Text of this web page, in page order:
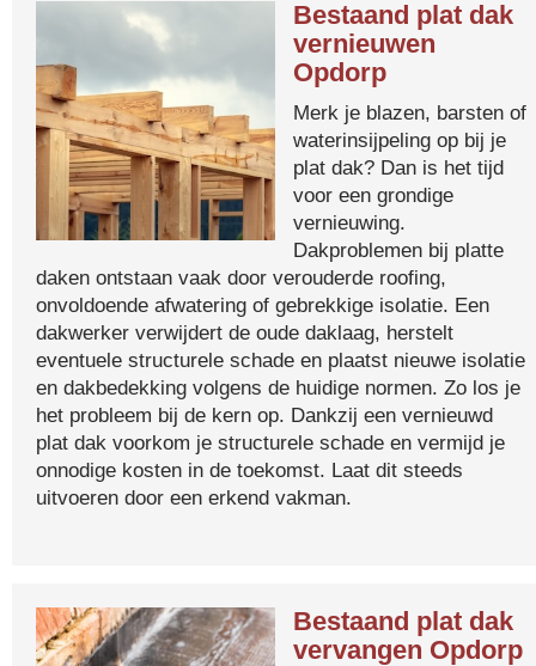
Bestaand plat dak
vernieuwen
Opdorp
Merk je blazen, barsten of
waterinsijpeling op bij je
plat dak? Dan is het tijd
voor een grondige
vernieuwing.
Dakproblemen bij platte
daken ontstaan vaak door verouderde roofing,
onvoldoende afwatering of gebrekkige isolatie. Een
dakwerker verwijdert de oude daklaag, herstelt
eventuele structurele schade en plaatst nieuwe isolatie
en dakbedekking volgens de huidige normen. Zo los je
het probleem bij de kern op. Dankzij een vernieuwd
plat dak voorkom je structurele schade en vermijd je
onnodige kosten in de toekomst. Laat dit steeds
uitvoeren door een erkend vakman.
Bestaand plat dak
vervangen Opdorp